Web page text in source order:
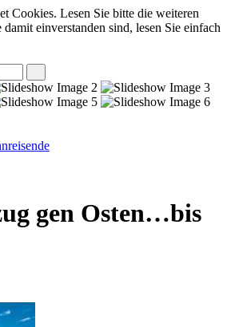
Cookies. Lesen Sie bitte die weiteren
einverstanden sind, lesen Sie einfach
gen Osten…bis